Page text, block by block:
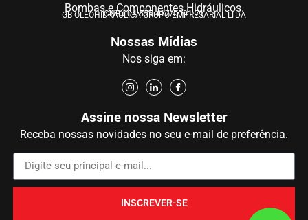
Bombas e Componentes Hidráulicos.
GB OLEOHIDRÁULICA GRUPO EMPRESARIAL LTDA
CNPJ 04.555.417/0001-71
Nossas Mídias
Nos siga em:
Assine nossa Newsletter
Receba nossas novidades no seu e-mail de preferência.
INSCREVER-SE